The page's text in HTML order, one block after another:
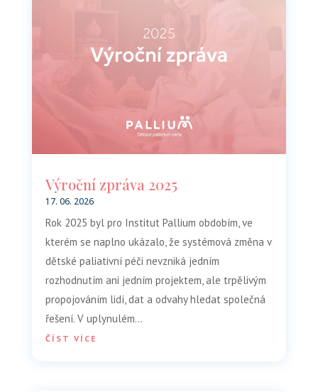
Výroční zpráva 2025
17. 06. 2026
Rok 2025 byl pro Institut Pallium obdobím, ve
kterém se naplno ukázalo, že systémová změna v
dětské paliativní péči nevzniká jedním
rozhodnutím ani jedním projektem, ale trpělivým
propojováním lidí, dat a odvahy hledat společná
řešení. V uplynulém...
ČÍST VÍCE